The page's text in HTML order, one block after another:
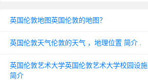
英国伦敦地图英国伦敦的地图？
英国伦敦天气伦敦的天气 ，地理位置 简介 .
英国伦敦艺术大学英国伦敦艺术大学校园设施
简介